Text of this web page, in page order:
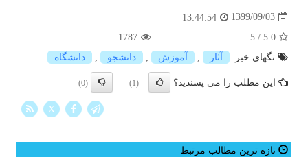
1399/09/03
13:44:54
5.0
/
5
1787
تگهای خبر:
آثار , آموزش , دانشجو , دانشگاه
این مطلب را می پسندید؟ (1)
(0)
X
تازه ترین مطالب مرتبط